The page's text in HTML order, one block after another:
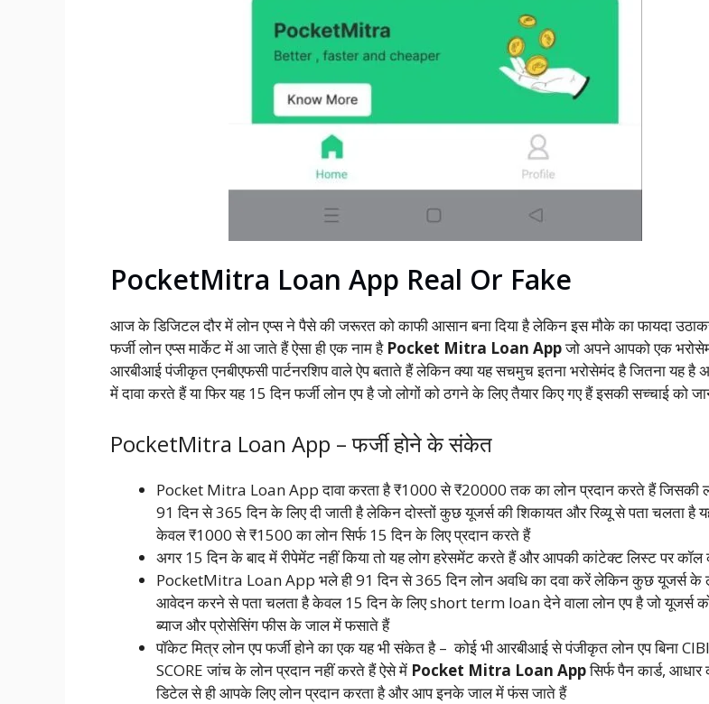
PocketMitra Loan App Real Or Fake
आज के डिजिटल दौर में लोन एप्स ने पैसे की जरूरत को काफी आसान बना दिया है लेकिन इस मौके का फायदा
फर्जी लोन एप्स मार्केट में आ जाते हैं ऐसा ही एक नाम है Pocket Mitra Loan Appजो अपने आपको एक
आरबीआई पंजीकृत एनबीएफसी पार्टनरशिप वाले ऐप बताते हैं लेकिन क्या यह सचमुच इतना भरोसेमंद है जितना यह
में दावा करते हैं या फिर यह 15 दिन फर्जी लोन एप है जो लोगों को ठगने के लिए तैयार किए गए हैं इसकी सच्चाई को
PocketMitra Loan App – फर्जी होने के संकेत
Pocket Mitra Loan App दावा करता है ₹1000 से ₹20000 तक का लोन प्रदान करते हैं जिसकी
91 दिन से 365 दिन के लिए दी जाती है लेकिन दोस्तों कुछ यूजर्स की शिकायत और रिव्यू से पता चलता है
केवल ₹1000 से ₹1500 का लोन सिर्फ 15 दिन के लिए प्रदान करते हैं
अगर 15 दिन के बाद में रीपेमेंट नहीं किया तो यह लोग हरेसमेंट करते हैं और आपकी कांटेक्ट लिस्ट पर
PocketMitra Loan App भले ही 91 दिन से 365 दिन लोन अवधि का दवा करें लेकिन कुछ यूजर्स के
आवेदन करने से पता चलता है केवल 15 दिन के लिए short term loan देने वाला लोन एप है जो यूजर्स
ब्याज और प्रोसेसिंग फीस के जाल में फसाते हैं
पॉकेट मित्र लोन एप फर्जी होने का एक यह भी संकेत है – कोई भी आरबीआई से पंजीकृत लोन एप बिना
SCORE जांच के लोन प्रदान नहीं करते हैं ऐसे में Pocket Mitra Loan Appसिर्फ पैन कार्ड, आधार
डिटेल से ही आपके लिए लोन प्रदान करता है और आप इनके जाल में फंस जाते हैं